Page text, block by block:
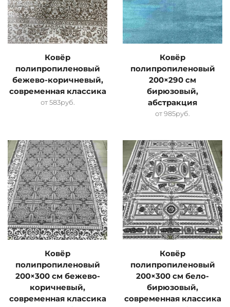
Ковёр
полипропиленовый
бежево-коричневый,
современная классика
от583руб.
Ковёр
полипропиленовый
200×290 см
бирюзовый,
абстракция
от985руб.
Ковёр
полипропиленовый
200×300 см бежево-
коричневый,
современная классика
Ковёр
полипропиленовый
200×300 см бело-
бирюзовый,
современная классика